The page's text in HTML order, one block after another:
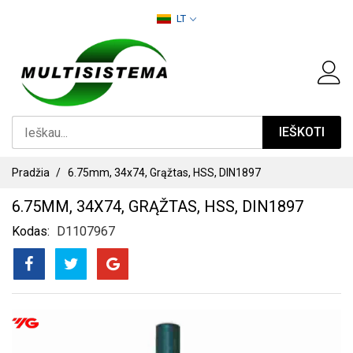
LT
IEŠKOTI
Pradžia 6.75mm, 34x74, Grąžtas, HSS, DIN1897
6.75MM, 34X74, GRĄŽTAS, HSS, DIN1897
Kodas D1107967
PEREITI